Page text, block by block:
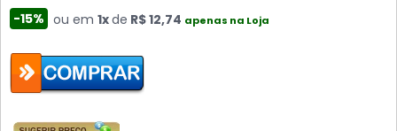
-15% ou em 1xde R$ 12,74 apenas na Loja